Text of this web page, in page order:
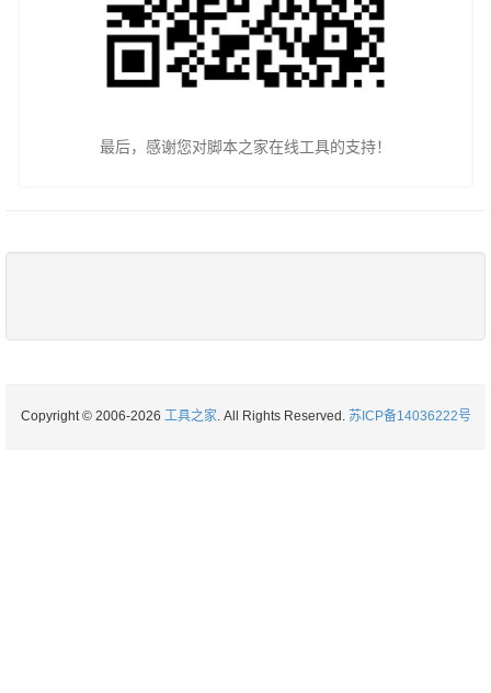
最后，感谢您对脚本之家在线工具的支持！
Copyright © 2006-2026 工具之家. All Rights Reserved. 苏ICP备14036222号